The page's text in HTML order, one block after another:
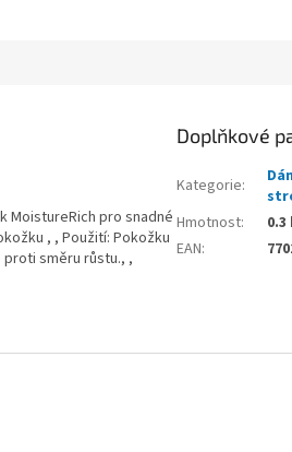
MoistureRich pro snadné
, , Použití: Pokožku
směru růstu., ,
Doplňkové
Kategorie:
Hmotnost:
0.3
EAN: